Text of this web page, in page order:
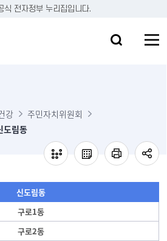
본문 바로가기
식 전자정부 누리집입니다.
강
주민자치위원회
도림동
신도림동
구로1동
구로2동